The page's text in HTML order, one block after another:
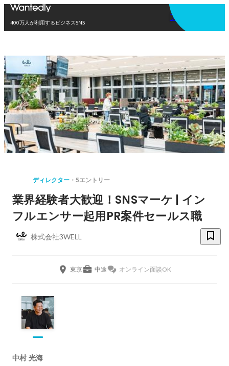
400万人が利用するビジネスSNS
アプリを使う
ディレクター 5エントリー
業界経験者大歓迎！SNSマーケ | イン
フルエンサー起用PR案件セールス職
株式会社3WELL
東京 中途 オンライン面談OK
中村 光海